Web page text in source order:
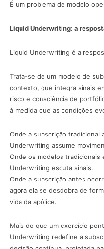
É um problema de modelo
Liquid Underwriting: a
Liquid Underwriting é a
Trata-se de um modelo de
contexto, que integra sinais
risco e consciência de
à medida que as condições
Onde a subscrição tradicional
Underwriting assume
Onde os modelos tradicionais
Underwriting escuta sinais.
Onde a subscrição antes
agora ela se desdobra de
vida da apólice.
Mais do que um exercício
Underwriting redefine a